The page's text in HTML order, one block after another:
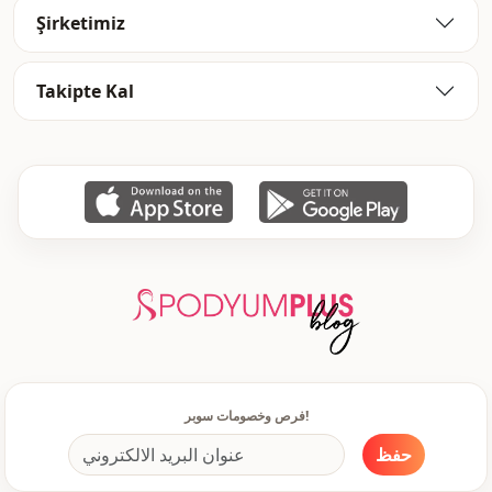
الفئة
الموسم موسمي
جيب واحد
أزرار
Şirketimiz
Takipte Kal
فرص وخصومات سوبر!
حفظ